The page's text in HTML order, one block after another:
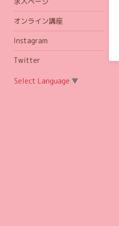
オンライン講座
Instagram
Twitter
Select Language ▼